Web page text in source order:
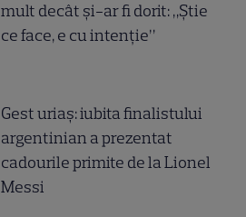
mult decât și-ar fi dorit: „Știe
ce face, e cu intenție”
Gest uriaș: iubita finalistului
argentinian a prezentat
cadourile primite de la Lionel
Messi